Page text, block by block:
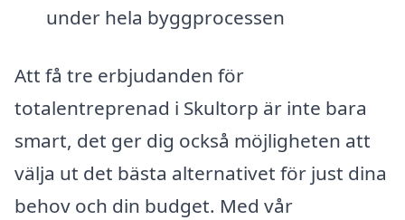
under hela byggprocessen
Att få tre erbjudanden för
totalentreprenad i Skultorp är inte bara
smart, det ger dig också möjligheten att
välja ut det bästa alternativet för just dina
behov och din budget. Med vår